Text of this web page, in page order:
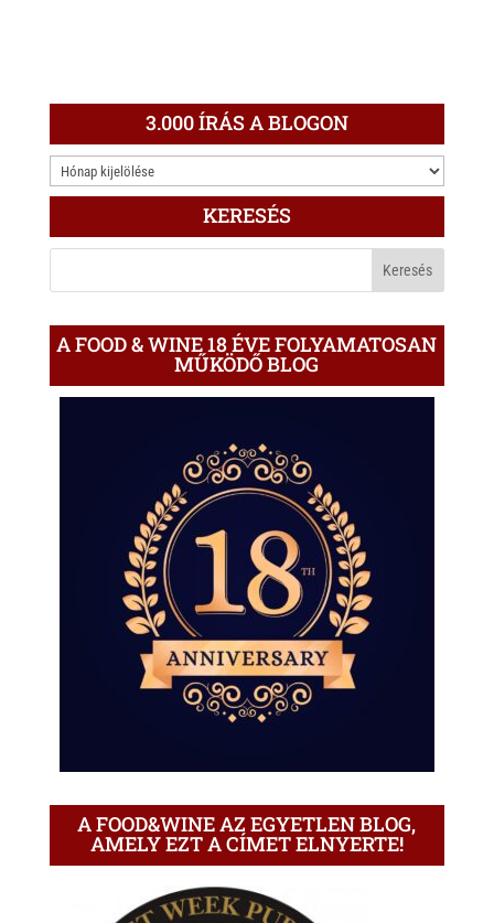
3.000 ÍRÁS A BLOGON
3.000
ÍRÁS
KERESÉS
A FOOD & WINE 18 ÉVE FOLYAMATOSAN
MŰKÖDŐ BLOG
A FOOD&WINE AZ EGYETLEN BLOG,
AMELY EZT A CÍMET ELNYERTE!